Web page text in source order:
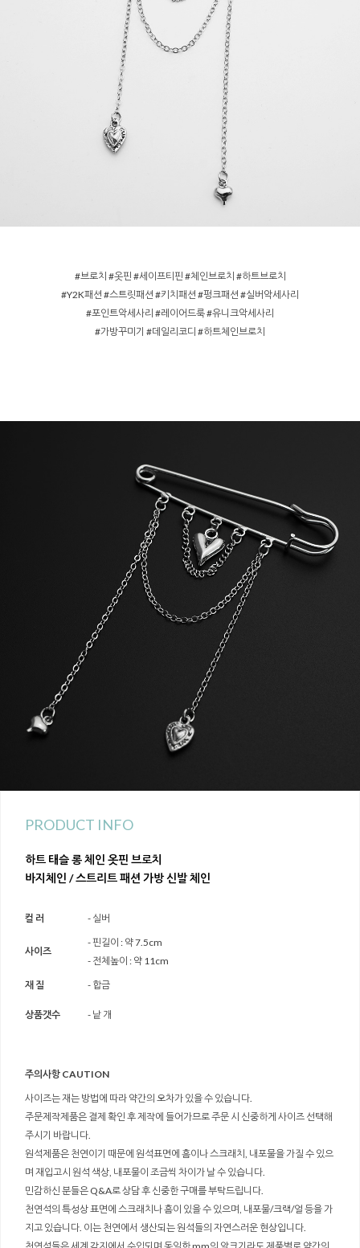
#브로치 #옷핀 #세이프티핀 #체인브로치 #하트브로치
#Y2K패션 #스트릿패션 #키치패션 #펑크패션 #실버악세사리
#포인트악세사리 #레이어드룩 #유니크악세사리
#가방꾸미기 #데일리코디 #하트체인브로치
PRODUCT INFO
하트 태슬 롱 체인 옷핀 브로치
바지체인 / 스트리트 패션 가방 신발 체인
컬 러 - 실버
사이즈
- 핀길이 : 약 7.5cm
- 전체높이 : 약 11cm
재 질
- 합금
상품갯수 - 낱 개
주의사항 CAUTION
사이즈는 재는 방법에 따라 약간의 오차가 있을 수 있습니다.
주문제작제품은 결제 확인 후 제작에 들어가므로 주문 시 신중하게 사이즈 선택해
주시기 바랍니다.
원석제품은 천연이기 때문에 원석표면에 흠이나 스크래치, 내포물을 가질 수 있으
며 재입고시 원석 색상, 내포물이 조금씩 차이가 날 수 있습니다.
민감하신 분들은 Q&A로 상담 후 신중한 구매를 부탁드립니다.
천연석의 특성상 표면에 스크래치나 흠이 있을 수 있으며, 내포물/크랙/얼 등을 가
지고 있습니다. 이는 천연에서 생산되는 원석들의 자연스러운 현상입니다.